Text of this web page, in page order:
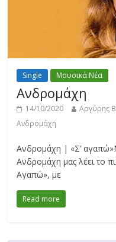
Single Μουσικά Νέα
Ανδρομάχη
14/10/2020 Αργύρης
Ανδρομάχη
Ανδρομάχη | «Σ’
Ανδρομάχη μας λέει το
Αγαπώ», με
Read more